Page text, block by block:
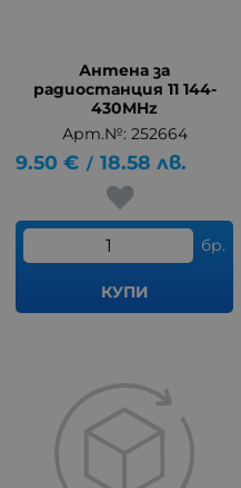
Антена за
радиостанция 11 144-
430MHz
Арт.№: 252664
9.50 € / 18.58 лв.
бр.
КУПИ